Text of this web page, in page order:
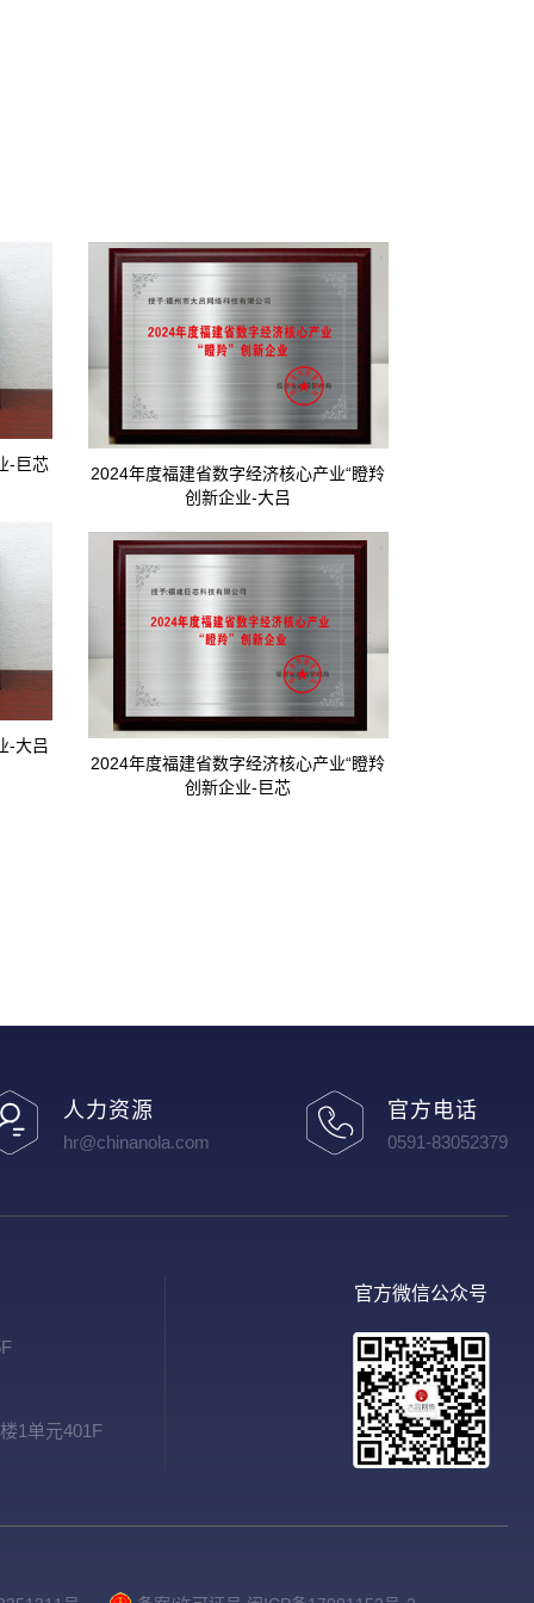
-巨芯
-大吕
2024年度福建省数字经济核心产业“瞪羚
创新企业-大吕
2024年度福建省数字经济核心产业“瞪羚
创新企业-巨芯
人力资源
hr@chinanola.com
官方电话
0591-83052379
1单元401F
官方微信公众号